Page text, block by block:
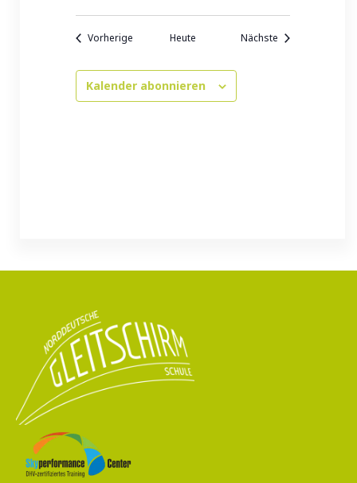
VorherigeVeranstaltungen
Heute NächsteVeranstaltungen
Kalender abonnieren